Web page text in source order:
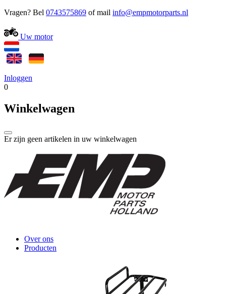
Vragen? Bel 0743575869 of mail
Uw motor
Inloggen
0
Winkelwagen
Er zijn geen artikelen in uw winkelwagen
Over ons
Producten